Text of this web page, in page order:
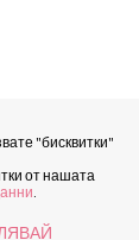
"бисквитки"
от нашата